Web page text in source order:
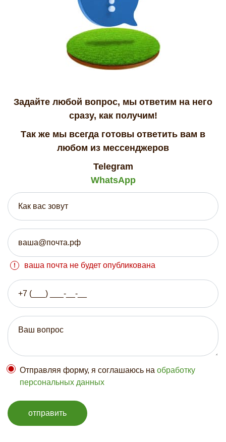
Задайте любой вопрос, мы ответим на него
сразу, как получим!
Так же мы всегда готовы ответить вам в
любом из мессенджеров
Telegram
WhatsApp
ваша почта не будет опубликована
Отправляя форму, я соглашаюсь на обработку
персональных данных
отправить